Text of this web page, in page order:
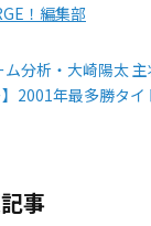
！編集部
ム分析・大崎陽太
】2001年最多勝タ
事